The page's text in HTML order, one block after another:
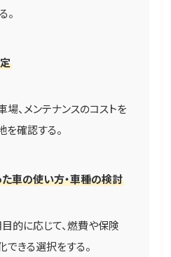
。
場、メンテナンスのコストを
を確認する。
車の使い方・車種の検討
的に応じて、燃費や保険
できる選択をする。